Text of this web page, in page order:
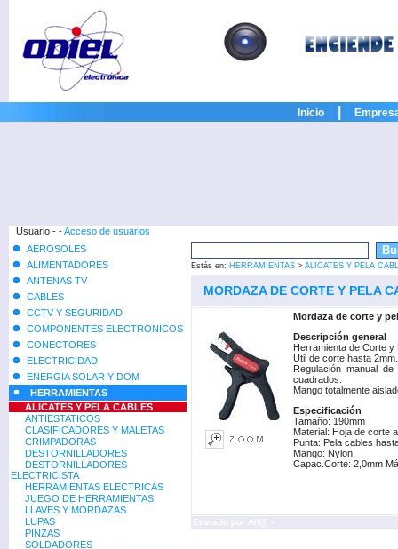
Inicio
Usuario - -Acceso de usuarios
AEROSOLES
ALIMENTADORES
ANTENAS TV
CABLES
CCTV Y SEGURIDAD
COMPONENTES ELECTRONICOS
CONECTORES
ELECTRICIDAD
ENERGIA SOLAR Y DOM
HERRAMIENTAS
ALICATES Y PELA CABLES
ANTIESTATICOS
CLASIFICADORES Y MALETAS
CRIMPADORAS
DESTORNILLADORES
DESTORNILLADORES
ELECTRICISTA
HERRAMIENTAS ELECTRICAS
JUEGO DE HERRAMIENTAS
LLAVES Y MORDAZAS
LUPAS
PINZAS
SOLDADORES
Estás en: HERRAMIENTAS > ALICATES Y PELA
MORDAZA DE CORTE Y PELA
Mordaza de corte y
Descripción general
Herramienta de Corte y
Util de corte hasta 2mm.
Regulación manual
cuadrados.
Mango totalmente
Especificación
Tamaño: 190mm
Material: Hoja de corte
Punta: Pela cables
Mango: Nylon
Capac.Corte: 2,0mm